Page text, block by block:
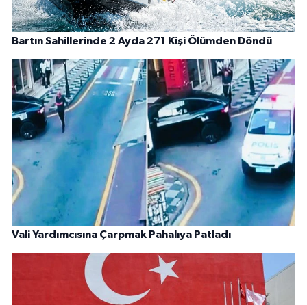
Bartın Sahillerinde 2 Ayda 271 Kişi Ölümden Döndü
Vali Yardımcısına Çarpmak Pahalıya Patladı